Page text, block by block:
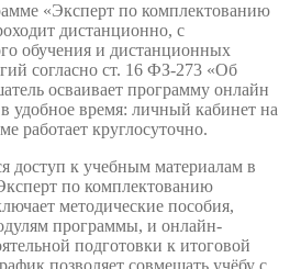
«Эксперт по комплектованию
дистанционно, с
обучения и дистанционных
согласно ст. 16 ФЗ-273 «Об
осваивает программу онлайн
удобное время: личный кабинет на
работает круглосуточно.
доступ к учебным материалам в
по комплектованию
методические пособия,
программы, и онлайн-
подготовки к итоговой